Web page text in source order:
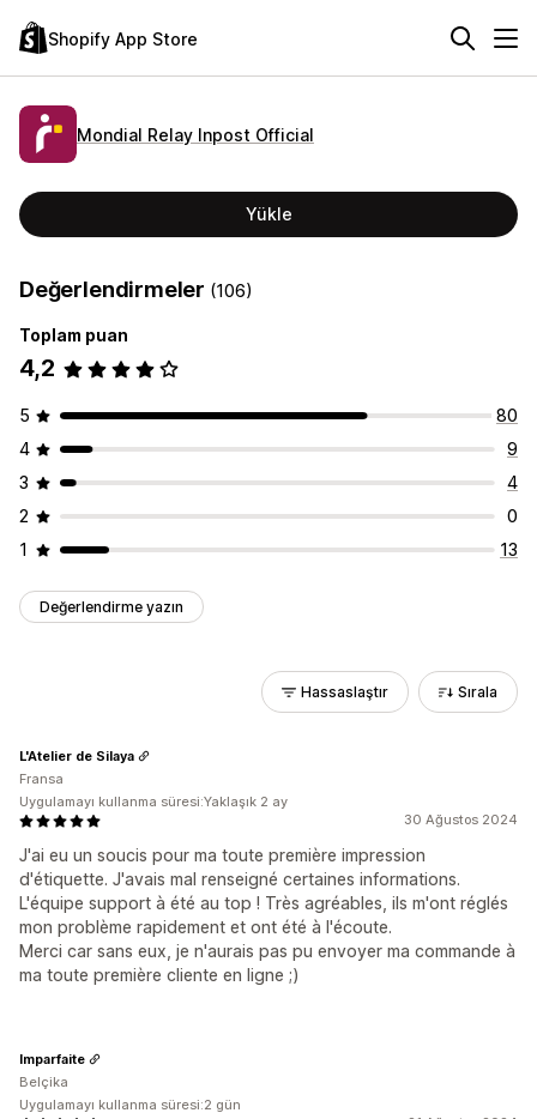
Shopify App Store
Mondial Relay Inpost Official
Yükle
Değerlendirmeler (106)
Toplam puan
4,2
5
80
4
9
3
4
2
0
1
13
Değerlendirme yazın
Hassaslaştır Sırala
30 Ağustos 2024
J'ai eu un soucis pour ma toute première impression
d'étiquette. J'avais mal renseigné certaines informations.
L'équipe support à été au top ! Très agréables, ils m'ont réglés
mon problème rapidement et ont été à l'écoute.
Merci car sans eux, je n'aurais pas pu envoyer ma commande à
ma toute première cliente en ligne ;)
L'Atelier de Silaya
Fransa
Uygulamayı kullanma süresi:Yaklaşık 2 ay
Imparfaite
Belçika
Uygulamayı kullanma süresi:2 gün